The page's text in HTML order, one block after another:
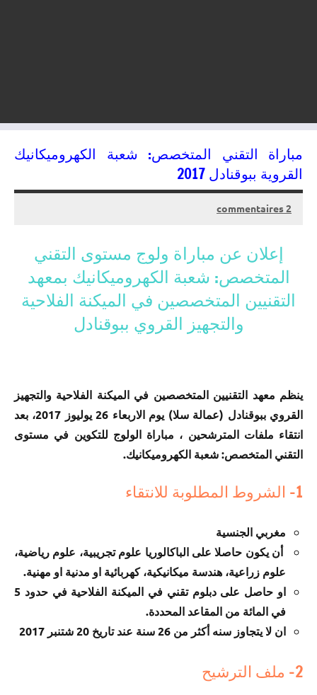
مباراة التقني المتخصص: شعبة الكهروميكانيك
القروية ببوقنادل 2017
14/06/2017
kamal
2 commentaires
إعلان عن مباراة ولوج مستوى التقني
المتخصص: شعبة الكهروميكانيك بمعهد
التقنيين المتخصصين في الميكنة الفلاحية
والتجهيز القروي ببوقنادل
ينظم معهد التقنيين المتخصصين في الميكنة الفلاحية والتجهيز
القروي ببوقنادل (عمالة سلا) يوم الاربعاء 26 يوليوز 2017، بعد
انتقاء ملفات المترشحين ، مباراة الولوج للتكوين في مستوى
التقني المتخصص: شعبة الكهروميكانيك.
1- الشروط المطلوبة للانتقاء
مغربي الجنسية
أن يكون حاصلا على الباكالوريا علوم تجريبية، علوم رياضية،
علوم زراعية، هندسة ميكانيكية، كهربائية او مدنية او مهنية.
او حاصل على دبلوم تقني في الميكنة الفلاحية في حدود 5
في المائة من المقاعد المحددة.
ان لا يتجاوز سنه أكثر من 26 سنة عند تاريخ 20 شتنبر 2017
2- ملف الترشيح